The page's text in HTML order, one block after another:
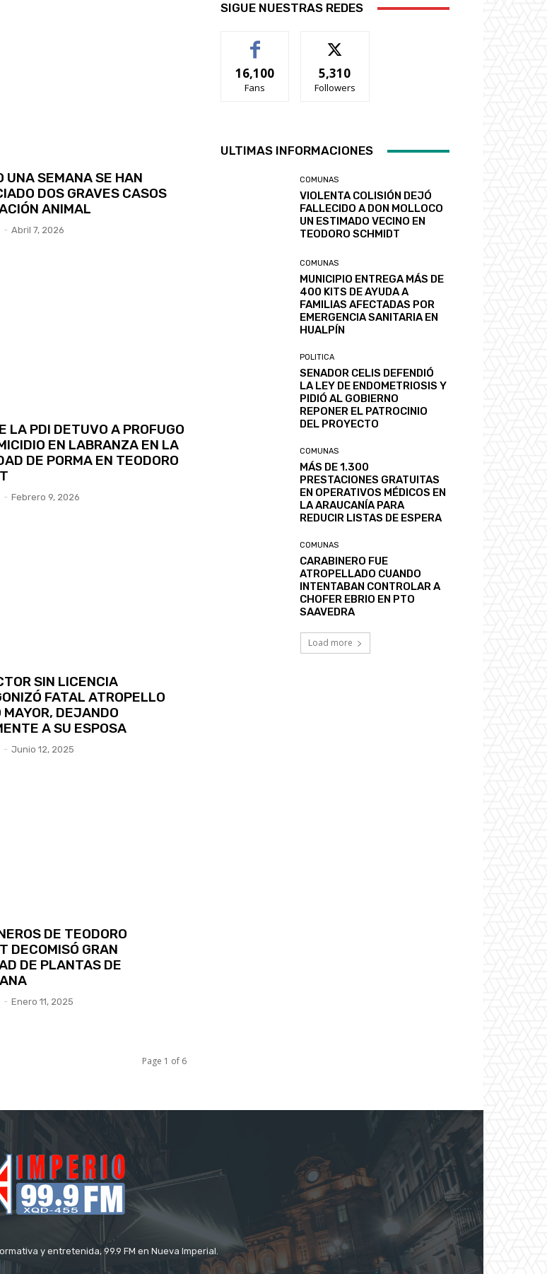
UNA SEMANA SE HAN
DOS GRAVES CASOS
ANIMAL
- Abril 7, 2026
LA PDI DETUVO A PROFUGO
EN LABRANZA EN LA
DE PORMA EN TEODORO
- Febrero 9, 2026
SIN LICENCIA
FATAL ATROPELLO
MAYOR, DEJANDO
A SU ESPOSA
- Junio 12, 2025
DE TEODORO
DECOMISÓ GRAN
DE PLANTAS DE
- Enero 11, 2025
Page 1 of 6
SIGUE NUESTRAS REDES
16,100
Fans
5,310
Followers
ULTIMAS INFORMACIONES
COMUNAS
VIOLENTA COLISIÓN DEJÓ
FALLECIDO A DON MOLLOCO
UN ESTIMADO VECINO EN
TEODORO SCHMIDT
COMUNAS
MUNICIPIO ENTREGA MÁS DE
400 KITS DE AYUDA A
FAMILIAS AFECTADAS POR
EMERGENCIA SANITARIA EN
HUALPÍN
POLITICA
SENADOR CELIS DEFENDIÓ
LA LEY DE ENDOMETRIOSIS Y
PIDIÓ AL GOBIERNO
REPONER EL PATROCINIO
DEL PROYECTO
COMUNAS
MÁS DE 1.300
PRESTACIONES GRATUITAS
EN OPERATIVOS MÉDICOS EN
LA ARAUCANÍA PARA
REDUCIR LISTAS DE ESPERA
COMUNAS
CARABINERO FUE
ATROPELLADO CUANDO
INTENTABAN CONTROLAR A
CHOFER EBRIO EN PTO
SAAVEDRA
Load more
y entretenida, 99.9 FM en Nueva Imperial.